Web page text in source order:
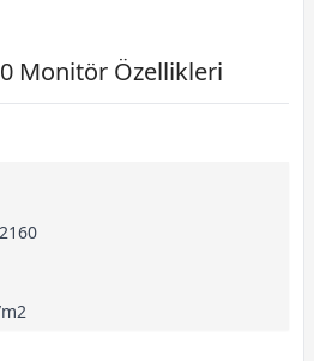
Monitör Özellikleri